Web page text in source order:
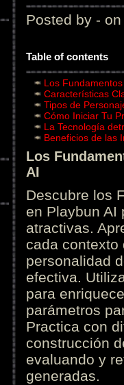
Posted by - on
Table of contents
Los
Características
Tipos de
Cómo Iniciar Tu
La Tecnología
Beneficios de las
Los
AI
Descubre los
en Playbun AI
atractivas.
cada contexto
personalidad
efectiva.
para
parámetros
Practica con
construcción
evaluando y
generadas.